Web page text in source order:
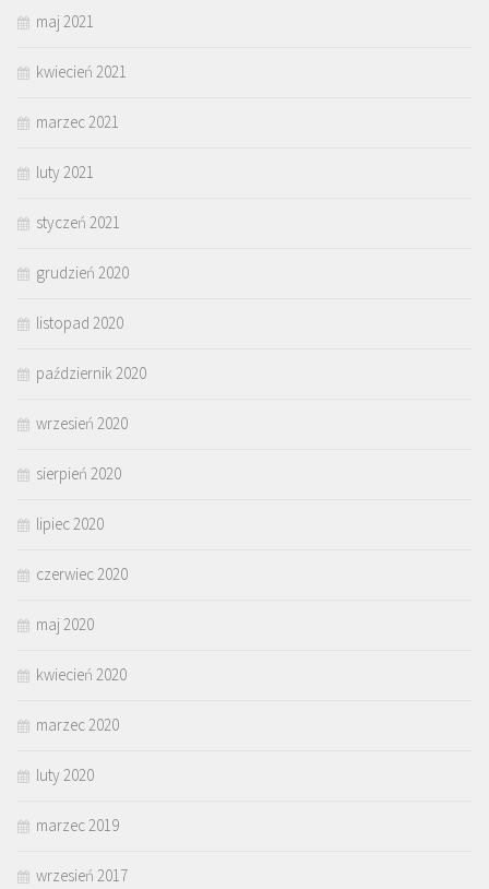
maj 2021
kwiecień 2021
marzec 2021
luty 2021
styczeń 2021
grudzień 2020
listopad 2020
październik 2020
wrzesień 2020
sierpień 2020
lipiec 2020
czerwiec 2020
maj 2020
kwiecień 2020
marzec 2020
luty 2020
marzec 2019
wrzesień 2017